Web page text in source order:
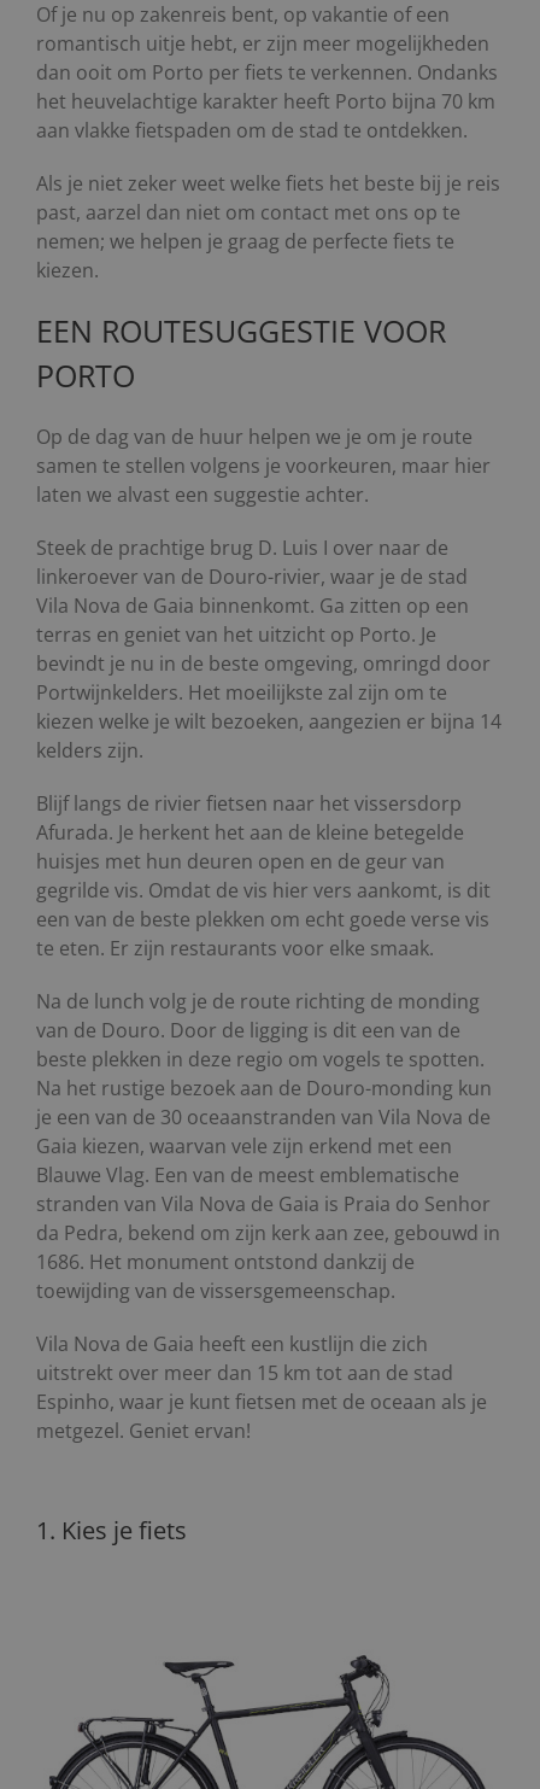
Of je nu op zakenreis bent, op vakantie of een
romantisch uitje hebt, er zijn meer mogelijkheden
dan ooit om Porto per fiets te verkennen. Ondanks
het heuvelachtige karakter heeft Porto bijna 70 km
aan vlakke fietspaden om de stad te ontdekken.
Als je niet zeker weet welke fiets het beste bij je reis
past, aarzel dan niet om contact met ons op te
nemen; we helpen je graag de perfecte fiets te
kiezen.
EEN ROUTESUGGESTIE VOOR
PORTO
Op de dag van de huur helpen we je om je route
samen te stellen volgens je voorkeuren, maar hier
laten we alvast een suggestie achter.
Steek de prachtige brug D. Luis I over naar de
linkeroever van de Douro-rivier, waar je de stad
Vila Nova de Gaia binnenkomt. Ga zitten op een
terras en geniet van het uitzicht op Porto. Je
bevindt je nu in de beste omgeving, omringd door
Portwijnkelders. Het moeilijkste zal zijn om te
kiezen welke je wilt bezoeken, aangezien er bijna 14
kelders zijn.
Blijf langs de rivier fietsen naar het vissersdorp
Afurada. Je herkent het aan de kleine betegelde
huisjes met hun deuren open en de geur van
gegrilde vis. Omdat de vis hier vers aankomt, is dit
een van de beste plekken om echt goede verse vis
te eten. Er zijn restaurants voor elke smaak.
Na de lunch volg je de route richting de monding
van de Douro. Door de ligging is dit een van de
beste plekken in deze regio om vogels te spotten.
Na het rustige bezoek aan de Douro-monding kun
je een van de 30 oceaanstranden van Vila Nova de
Gaia kiezen, waarvan vele zijn erkend met een
Blauwe Vlag. Een van de meest emblematische
stranden van Vila Nova de Gaia is Praia do Senhor
da Pedra, bekend om zijn kerk aan zee, gebouwd in
1686. Het monument ontstond dankzij de
toewijding van de vissersgemeenschap.
Vila Nova de Gaia heeft een kustlijn die zich
uitstrekt over meer dan 15 km tot aan de stad
Espinho, waar je kunt fietsen met de oceaan als je
metgezel. Geniet ervan!
1. Kies je fiets